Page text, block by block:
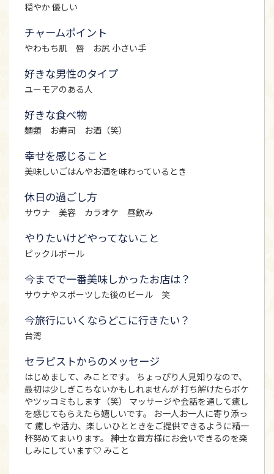
穏やか 優しい
チャームポイント
やわもち肌 唇 お尻 小さい手
好きな男性のタイプ
ユーモアのある人
好きな食べ物
麺類 お寿司 お酒（笑）
幸せを感じること
美味しいごはんやお酒を味わっているとき
休日の過ごし方
サウナ 美容 カラオケ 昼飲み
やりたいけどやってないこと
ピックルボール
今までで一番美味しかったお店は？
サウナやスポーツした後のビール 笑
今旅行にいくならどこに行きたい？
台湾
セラピストからのメッセージ
はじめまして、みことです。 ちょっぴり人見知りなので、
最初は少しぎこちないかもしれませんが 打ち解けたらボケ
やツッコミもします（笑） マッサージや会話を通して癒し
を感じてもらえたら嬉しいです。 お一人お一人に寄り添っ
て 癒しや活力、楽しいひとときをご提供できるように精一
杯努めてまいります。 紳士な貴方様にお会いできるのを楽
しみにしています♡ みこと